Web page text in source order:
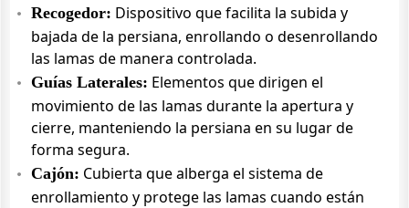
Recogedor: Dispositivo que facilita la subida y
bajada de la persiana, enrollando o desenrollando
las lamas de manera controlada.
Guías Laterales: Elementos que dirigen el
movimiento de las lamas durante la apertura y
cierre, manteniendo la persiana en su lugar de
forma segura.
Cajón: Cubierta que alberga el sistema de
enrollamiento y protege las lamas cuando están